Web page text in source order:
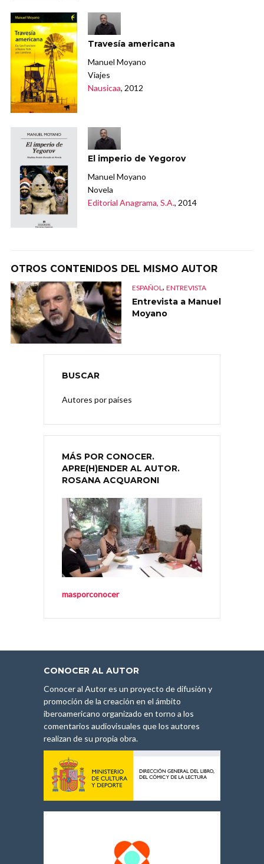
Travesía americana
Manuel Moyano
Viajes
Nausicaa, 2012
El imperio de Yegorov
Manuel Moyano
Novela
Editorial Anagrama, S.A., 2014
OTROS CONTENIDOS DEL MISMO AUTOR
ESPAÑOL , ENTREVISTA
Entrevista a Manuel
Moyano
BUSCAR
Autores por países
MÁS POR CONOCER.
APRE(H)ENDER AL AUTOR.
ROSANA ACQUARONI
masporconocer
CONOCER AL AUTOR
Conocer al Autor es un proyecto de difusión y
promoción de la creación en el ámbito
iberoamericano organizado en torno a los
comentarios audiovisuales que los autores
realizan de su propia obra.